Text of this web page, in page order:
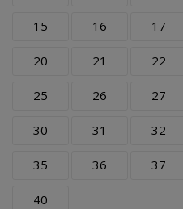
15 16 17
20 21 22
25 26 27
30 31 32
35 36 37
40